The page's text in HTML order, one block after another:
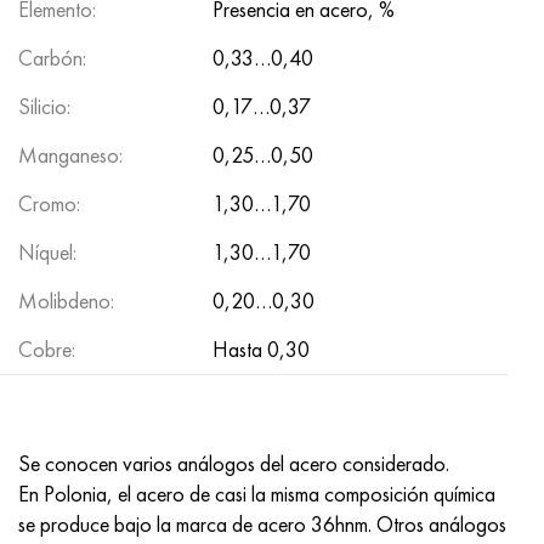
Elemento:
Presencia en acero, %
Carbón:
0,33…0,40
Silicio:
0,17…0,37
Manganeso:
0,25…0,50
Cromo:
1,30…1,70
Níquel:
1,30…1,70
Molibdeno:
0,20…0,30
Cobre:
Hasta 0,30
Se conocen varios análogos del acero considerado.
En Polonia, el acero de casi la misma composición química
se produce bajo la marca de acero 36hnm. Otros análogos
MP159
multimetro n155
Nicrofer 6030
Nitronik 40
Nitronik 50
Nitrónico 60
Nimonic 80a
56DGNH
68NKhVKTYu
80NM
80NMV-VI
80NHS
81HMA
termobimetales
HN73MBTYu
XN70YU
XN75TBYu
XN77TYu
XN77TYUR
ХН78Т
N65M, EP982
5B
TL5
TS-6
14 titanio
SP-17
40 titanio
1.4567 - AISI 304Cu
1.4570-aisi303Cu
1.4580 - AISI 316Cb
1.4597 - AISI 204Cu
Aleación 28 - 1.4563
Aleación 31 - 1.4562
Aleación 926 - 1.4529
15X16H2AM
18X11MNFB
20X12VNMF
20Х3FMI
21NKMT
37X12N8G8MFB
40Х9С2
30X, AISI 5130, 30h
30hgs, 30hgs
30hgsn2a, 30hgsna
30xn2ma, 30CrNiMo8
30хн3а, 31nicr14
34khn3ma, 36NiCrMo16, 35NiCrMo16
35hgsa, 35hgsa